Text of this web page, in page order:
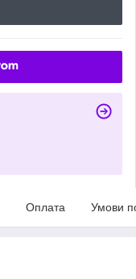
Оплата Умови